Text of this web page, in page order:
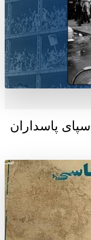
پاسداران